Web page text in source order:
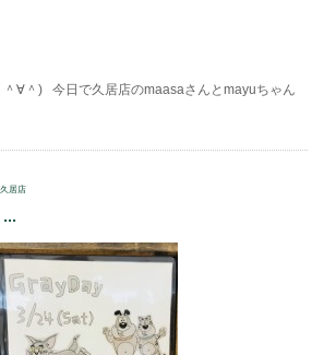
∀＾) 今日で久居店のmaasaさんとmayuちゃん
居店